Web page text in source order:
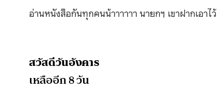
อ่านหนังสือกันทุกคนน้าาาาาา นายกฯ เขาฝากเอาไว้
สวัสดีวันอังคาร
เหลืออีก 8 วัน